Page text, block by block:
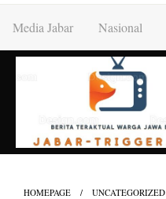
content
Media Jabar Nasional
HOMEPAGE UNCATEGORIZED